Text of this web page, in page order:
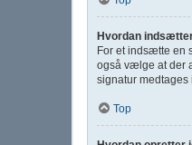
Hvordan
For et indsætte en
også vælge at der
signatur
Top